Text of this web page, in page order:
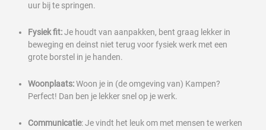
uur bij te springen.
Fysiek fit:Je houdt van aanpakken, bent graag lekker in
beweging en deinst niet terug voor fysiek werk met een
grote borstel in je handen.
Woonplaats:Woon je in (de omgeving van) Kampen?
Perfect! Dan ben je lekker snel op je werk.
Communicatie: Je vindt het leuk om met mensen te werken